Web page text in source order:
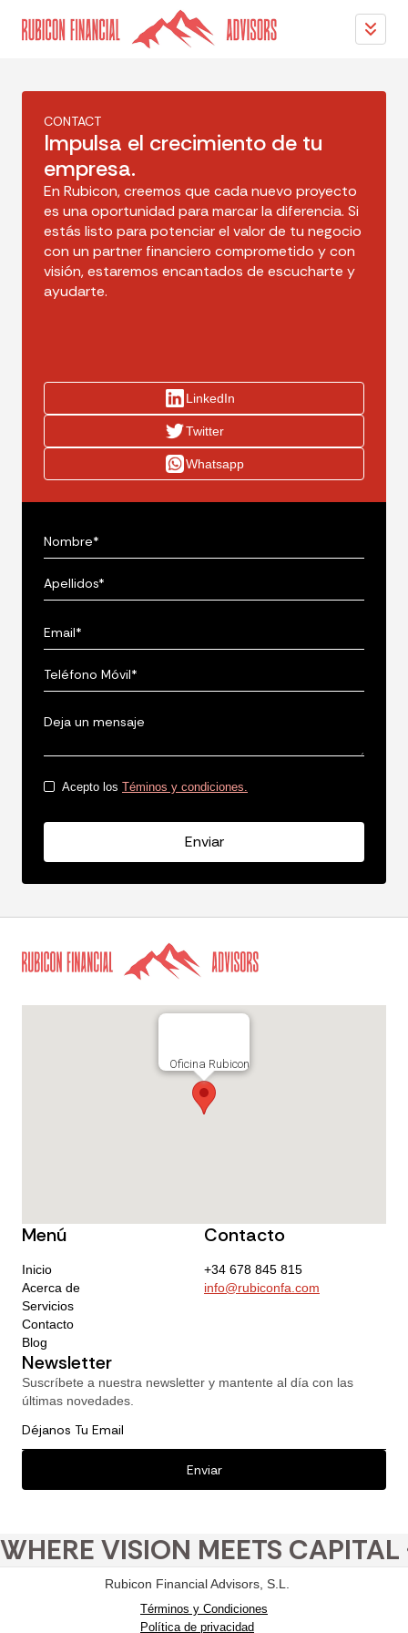
CONTACT
Impulsa el crecimiento de tu
empresa.
En Rubicon, creemos que cada nuevo proyecto
es una oportunidad para marcar la diferencia. Si
estás listo para potenciar el valor de tu negocio
con un partner financiero comprometido y con
visión, estaremos encantados de escucharte y
ayudarte.
LinkedIn
Twitter
Whatsapp
Acepto los Téminos y condiciones.
Oficina Rubicon
Menú
Inicio
Acerca de
Servicios
Contacto
Blog
Contacto
+34 678 845 815
info@rubiconfa.com
Newsletter
Suscríbete a nuestra newsletter y mantente al día con las
últimas novedades.
WHERE VISION MEETS CAPITAL
Rubicon Financial Advisors, S.L.
Términos y Condiciones
Política de privacidad